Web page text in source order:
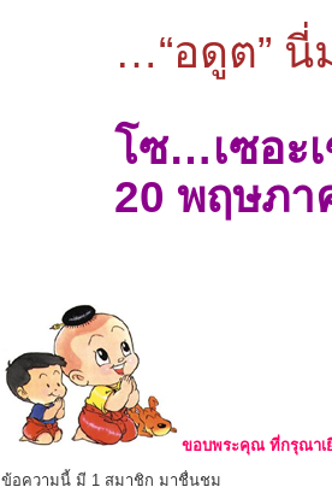
…“อดูต”
โซ…เซอะ
20 พฤษภา
ขอบพระคุณ ที่กรุณาเ
ข้อความนี้ มี 1 สมาชิก มาชื่นชม